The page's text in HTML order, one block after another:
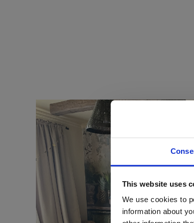
This website uses
We use cookies to
information about